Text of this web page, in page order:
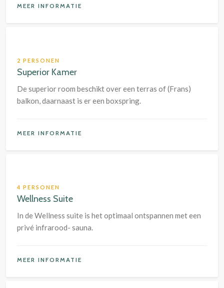
MEER INFORMATIE
2 PERSONEN
Superior Kamer
De superior room beschikt over een terras of (Frans)
balkon, daarnaast is er een boxspring.
MEER INFORMATIE
4 PERSONEN
Wellness Suite
In de Wellness suite is het optimaal ontspannen met een
privé infrarood- sauna.
MEER INFORMATIE